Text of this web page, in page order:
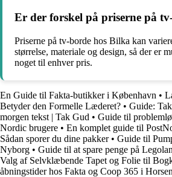
Er der forskel på priserne på
Priserne på tv-borde hos Bilka kan
størrelse, materiale og design, så der er
noget til enhver pris.
En Guide til Fakta-butikker i København •
Betyder den Formelle Læderet? • Guide:
morgen tekst | Tak Gud • Guide til
Nordic brugere • En komplet guide til
Sådan sporer du dine pakker• Guide til
Nyborg • Guide til at spare penge på
Valg af Selvklæbende Tapet og Folie til
åbningstider hos Fakta og Coop 365 i